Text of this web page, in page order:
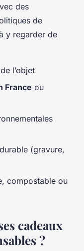
des
de
y regarder de
l’objet
France ou
(gravure,
compostable ou
cadeaux
?